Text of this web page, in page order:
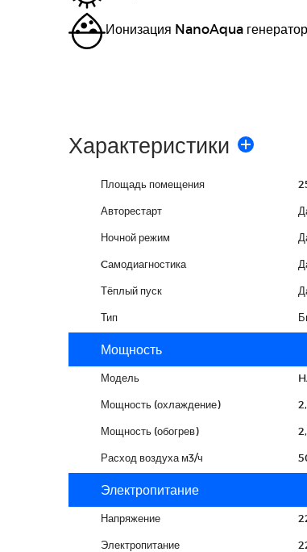
Ионизация NanoAqua генератор
Характеристики
Площадь помещения
Авторестарт
Ночной режим
Cамодиагностика
Тёплый пуск
Тип
Мощность
Модель
Мощность (охлаждение)
Мощность (обогрев)
Расход воздуха м3/ч
Электропитание
Напряжение
Электропитание